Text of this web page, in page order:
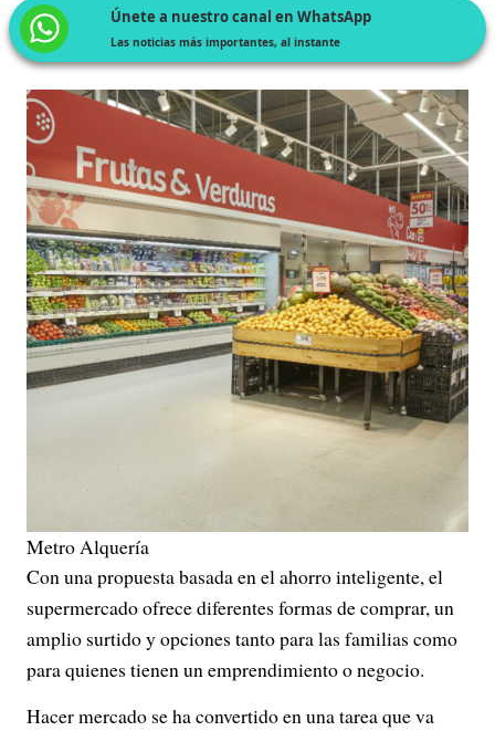
Únete a nuestro canal en WhatsApp
Las noticias más importantes, al instante
Metro Alquería
Con una propuesta basada en el ahorro inteligente, el
supermercado ofrece diferentes formas de comprar, un
amplio surtido y opciones tanto para las familias como
para quienes tienen un emprendimiento o negocio.
Hacer mercado se ha convertido en una tarea que va